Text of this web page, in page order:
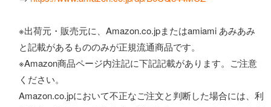
※出荷元・販売元に、Amazon.co.jpまたはamiami あみあみ
と記載があるもののみが正規流通商品です。
※Amazon商品ページ内注記に下記記載があります。ご注意
ください。
Amazon.co.jpにおいて不正なご注文と判断した場合には、利